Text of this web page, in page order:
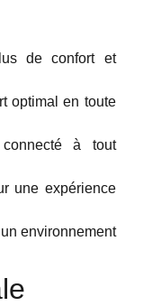
de confort et
optimal en toute
à tout
une expérience
environnement